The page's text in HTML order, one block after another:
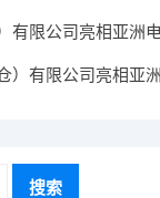
有限公司亮相亚洲
）有限公司亮相亚
搜索